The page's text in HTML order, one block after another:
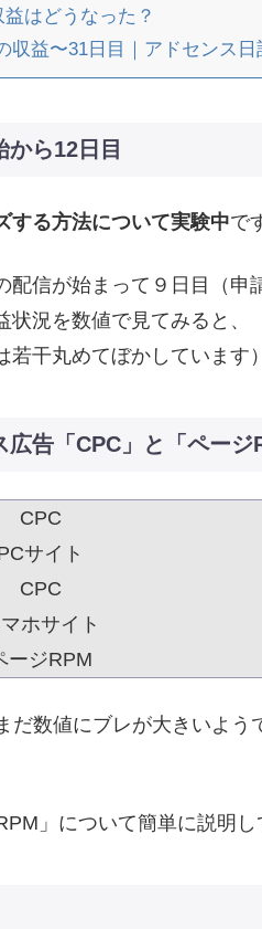
はどうなった？
益〜31日目｜アドセンス日
から12日目
する方法について実験中で
配信が始まって９日目（申
況を数値で見てみると、
若干丸めてぼかしています）
告「CPC」と「ページ
CPC
サイト
CPC
ホサイト
ージRPM
だ数値にブレが大きいよう
」について簡単に説明し